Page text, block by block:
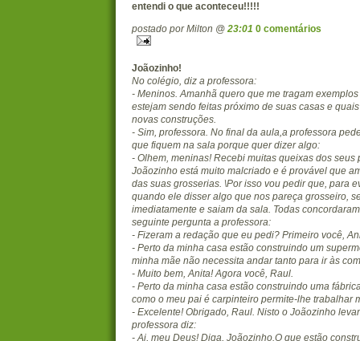
entendi o que aconteceu!!!!!
postado por Milton @ 23:01 0 comentários
Joãozinho!
No colégio, diz a professora:
- Meninos. Amanhã quero que me tragam
estejam sendo feitas próximo de suas casas e
novas construções.
- Sim, professora. No final da aula,a professora
que fiquem na sala porque quer dizer algo:
- Olhem, meninas! Recebi muitas queixas dos seus
Joãozinho está muito malcriado e é provável que
das suas grosserias. \Por isso vou pedir que, para
quando ele disser algo que nos pareça grosseiro,
imediatamente e saiam da sala. Todas
seguinte pergunta a professora:
- Fizeram a redação que eu pedi? Primeiro você,
- Perto da minha casa estão construindo um
minha mãe não necessita andar tanto para ir às
- Muito bem, Anita! Agora você, Raul.
- Perto da minha casa estão construindo uma
como o meu pai é carpinteiro permite-lhe trabalhar
- Excelente! Obrigado, Raul. Nisto o Joãozinho
professora diz:
- Ai, meu Deus! Diga, Joãozinho.O que estão